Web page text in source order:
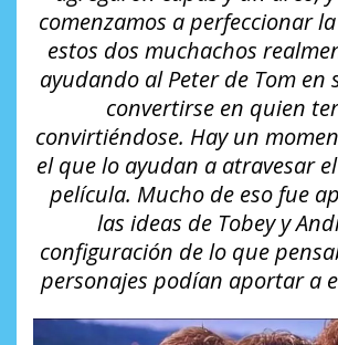
comenzamos a perfeccionar
estos dos muchachos
ayudando al Peter de Tom en
convertirse en quien
convirtiéndose. Hay un
el que lo ayudan a atravesar
película. Mucho de eso fue
las ideas de Tobey y
configuración de lo que
personajes podían aportar a